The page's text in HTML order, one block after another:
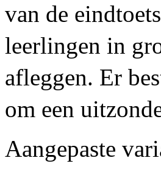
van de
leerlingen in
afleggen. Er
om een
Aangepaste